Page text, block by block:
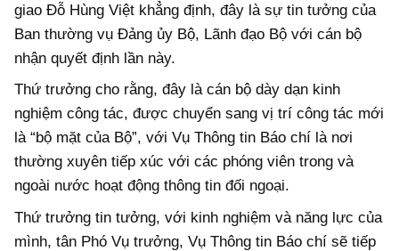
giao Đỗ Hùng Việt khẳng định, đây là sự tin tưởng của
Ban thường vụ Đảng ủy Bộ, Lãnh đạo Bộ với cán bộ
nhận quyết định lần này.
Thứ trưởng cho rằng, đây là cán bộ dày dạn kinh
nghiệm công tác, được chuyển sang vị trí công tác mới
là “bộ mặt của Bộ”, với Vụ Thông tin Báo chí là nơi
thường xuyên tiếp xúc với các phóng viên trong và
ngoài nước hoạt động thông tin đối ngoại.
Thứ trưởng tin tưởng, với kinh nghiệm và năng lực của
mình, tân Phó Vụ trưởng, Vụ Thông tin Báo chí sẽ tiếp